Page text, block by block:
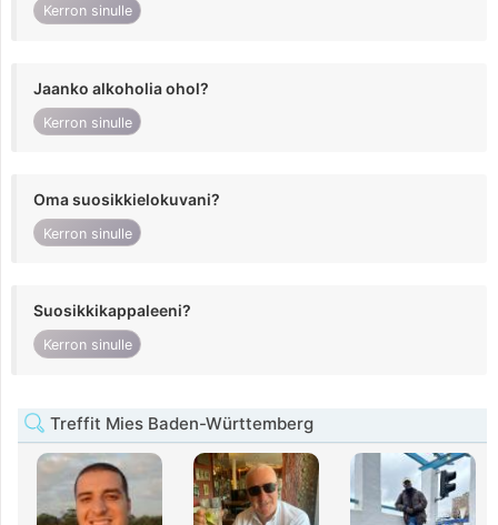
Kerron sinulle
Jaanko alkoholia ohol?
Kerron sinulle
Oma suosikkielokuvani?
Kerron sinulle
Suosikkikappaleeni?
Kerron sinulle
Treffit Mies Baden-Württemberg